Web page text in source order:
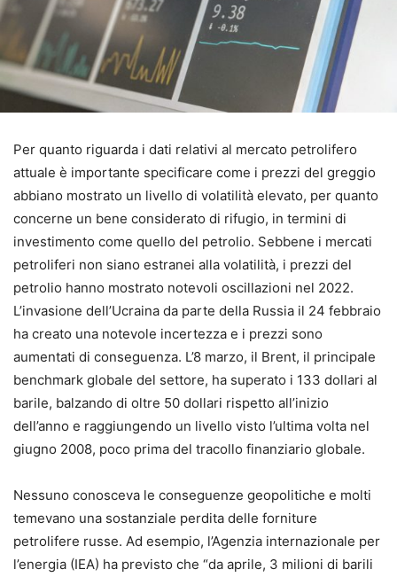
Per quanto riguarda i dati relativi al mercato petrolifero
attuale è importante specificare come i prezzi del greggio
abbiano mostrato un livello di volatilità elevato, per quanto
concerne un bene considerato di rifugio, in termini di
investimento come quello del petrolio. Sebbene i mercati
petroliferi non siano estranei alla volatilità, i prezzi del
petrolio hanno mostrato notevoli oscillazioni nel 2022.
L’invasione dell’Ucraina da parte della Russia il 24 febbraio
ha creato una notevole incertezza e i prezzi sono
aumentati di conseguenza. L’8 marzo, il Brent, il principale
benchmark globale del settore, ha superato i 133 dollari al
barile, balzando di oltre 50 dollari rispetto all’inizio
dell’anno e raggiungendo un livello visto l’ultima volta nel
giugno 2008, poco prima del tracollo finanziario globale.
Nessuno conosceva le conseguenze geopolitiche e molti
temevano una sostanziale perdita delle forniture
petrolifere russe. Ad esempio, l’Agenzia internazionale per
l’energia (IEA) ha previsto che “da aprile, 3 milioni di barili